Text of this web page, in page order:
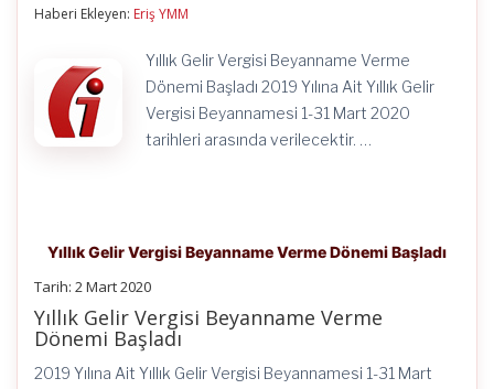
Haberi Ekleyen: Eriş YMM
Yıllık Gelir Vergisi Beyanname Verme
Dönemi Başladı 2019 Yılına Ait Yıllık Gelir
Vergisi Beyannamesi 1-31 Mart 2020
tarihleri arasında verilecektir. …
Yıllık Gelir Vergisi Beyanname Verme Dönemi Başladı
Tarih: 2 Mart 2020
Yıllık Gelir Vergisi Beyanname Verme
Dönemi Başladı
2019 Yılına Ait Yıllık Gelir Vergisi Beyannamesi 1-31 Mart